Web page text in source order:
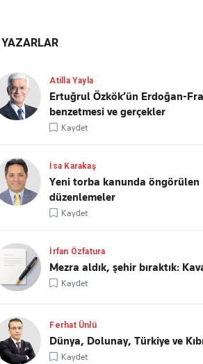
YAZARLAR
Atilla Yayla
Ertuğrul Özkök’ün Erdoğan-
benzetmesi ve gerçekler
Kaydet
İsa Karakaş
Yeni torba kanunda öngörülen
düzenlemeler
Kaydet
İrfan Özfatura
Mezra aldık, şehir bıraktık:
Kaydet
Ferhat Ünlü
Dünya, Dolunay, Türkiye ve
Kaydet